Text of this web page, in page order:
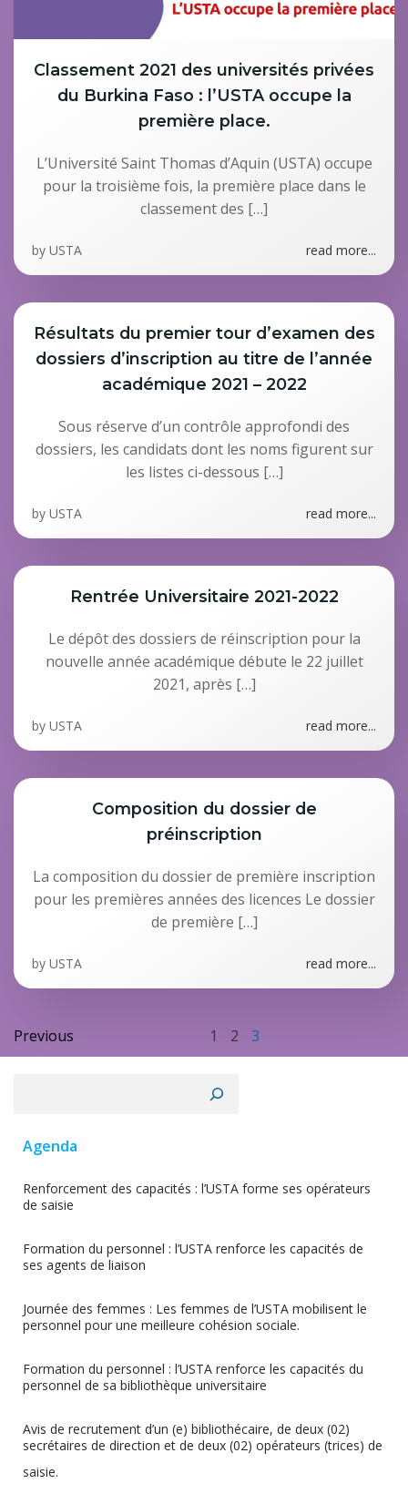
Classement 2021 des universités privées
du Burkina Faso : l’USTA occupe la
première place.
L’Université Saint Thomas d’Aquin (USTA) occupe
pour la troisième fois, la première place dans le
classement des […]
by USTA read more...
Résultats du premier tour d’examen des
dossiers d’inscription au titre de l’année
académique 2021 – 2022
Sous réserve d’un contrôle approfondi des
dossiers, les candidats dont les noms figurent sur
les listes ci-dessous […]
by USTA read more...
Rentrée Universitaire 2021-2022
Le dépôt des dossiers de réinscription pour la
nouvelle année académique débute le 22 juillet
2021, après […]
by USTA read more...
Composition du dossier de
préinscription
La composition du dossier de première inscription
pour les premières années des licences Le dossier
de première […]
by USTA read more...
Posts
navigation
Previous Posts
navigation
Page
1 Page
2 Page
3
Agenda
Renforcement des capacités : l’USTA forme ses opérateurs
de saisie
Formation du personnel : l’USTA renforce les capacités de
ses agents de liaison
Journée des femmes : Les femmes de l’USTA mobilisent le
personnel pour une meilleure cohésion sociale.
Formation du personnel : l’USTA renforce les capacités du
personnel de sa bibliothèque universitaire
Avis de recrutement d’un (e) bibliothécaire, de deux (02)
secrétaires de direction et de deux (02) opérateurs (trices) de
saisie.